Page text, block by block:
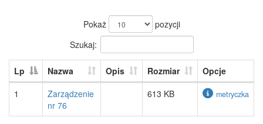
Pokaż
pozycji
Szukaj:
Lp Nazwa Opis Rozmiar
Opcje
1
Zarządzenie
nr 76
613 KB metryczka